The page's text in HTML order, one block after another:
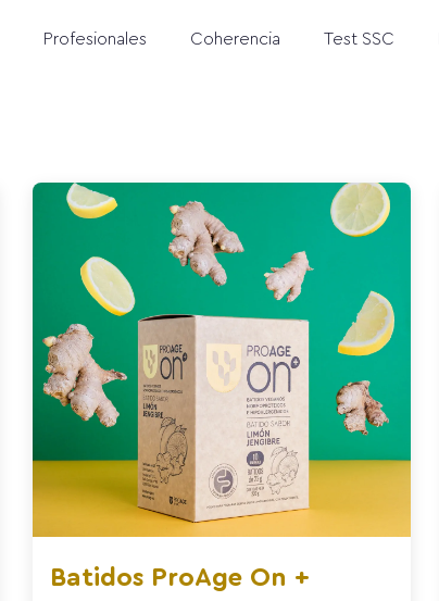
Profesionales Coherencia Test SSC
Batidos ProAge On +